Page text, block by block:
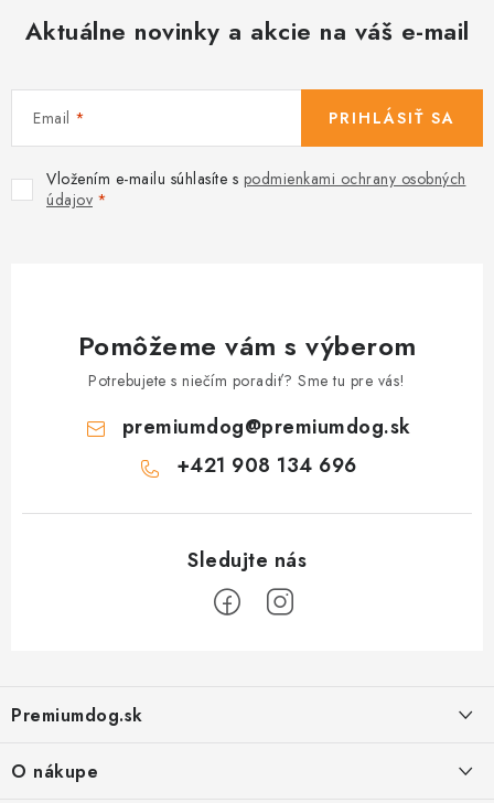
Aktuálne novinky a akcie na váš e-mail
Email
Vložením e-mailu súhlasíte s podmienkami ochrany osobných
údajov
PRIHLÁSIŤ SA
Pomôžeme vám s výberom
Potrebujete s niečím poradiť? Sme tu pre vás!
premiumdog@premiumdog.sk
+421 908 134 696
p
ä
Premiumdog.sk
O nákupe